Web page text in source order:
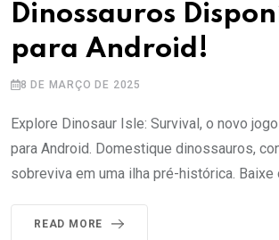
Dinossauros
para Android!
8 DE MARÇO DE 2025
Explore Dinosaur Isle: Survival, o novo
para Android. Domestique dinossauros,
sobreviva em uma ilha pré-histórica. Baixe
READ MORE